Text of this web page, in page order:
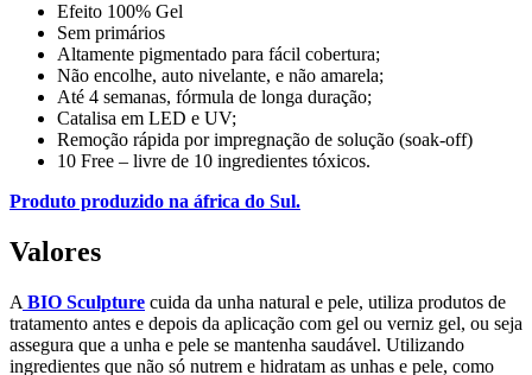
Efeito 100% Gel
Sem primários
Altamente pigmentado para fácil cobertura;
Não encolhe, auto nivelante, e não amarela;
Até 4 semanas, fórmula de longa duração;
Catalisa em LED e UV;
Remoção rápida por impregnação de solução (soak-off)
10 Free – livre de 10 ingredientes tóxicos.
Produto produzido na áfrica do Sul.
Valores
A BIO Sculpture cuida da unha natural e pele, utiliza produtos de
tratamento antes e depois da aplicação com gel ou verniz gel, ou seja
assegura que a unha e pele se mantenha saudável. Utilizando
ingredientes que não só nutrem e hidratam as unhas e pele, como